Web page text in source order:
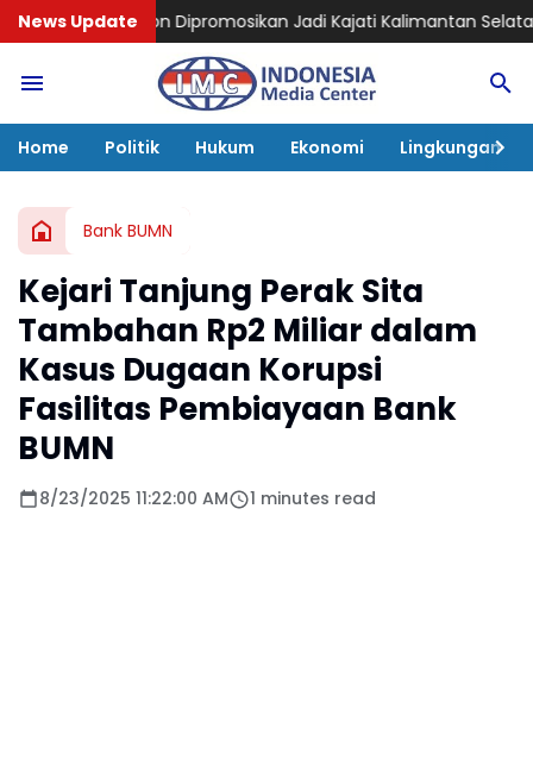
News UpdateJadi Kajati Kalimantan Selatan, Bawa
Home Politik Hukum Ekonomi Lingkungan
Bank BUMN
Kejari Tanjung Perak Sita
Tambahan Rp2 Miliar dalam
Kasus Dugaan Korupsi
Fasilitas Pembiayaan Bank
BUMN
8/23/2025 11:22:00 AM 1 minutes read